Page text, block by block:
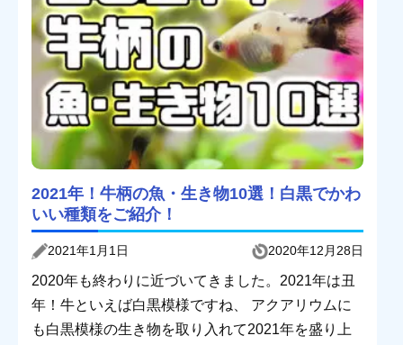
2021年！牛柄の魚・生き物10選！白黒でかわ
いい種類をご紹介！
2021年1月1日 2020年12月28日
2020年も終わりに近づいてきました。2021年は丑
年！牛といえば白黒模様ですね、 アクアリウムに
も白黒模様の生き物を取り入れて2021年を盛り上